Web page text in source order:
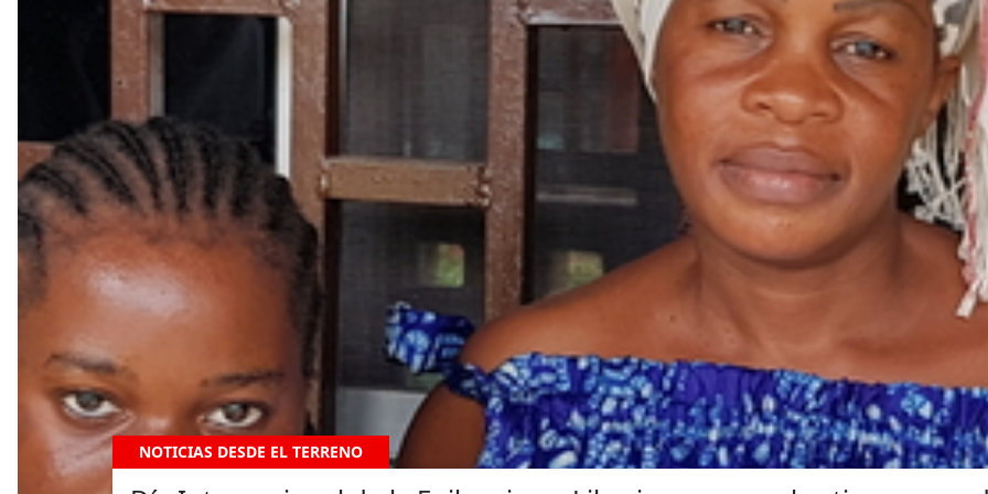
NOTICIAS DESDE EL TERRENO